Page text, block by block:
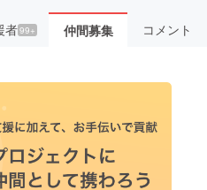
者99+ 仲間募集 コメント